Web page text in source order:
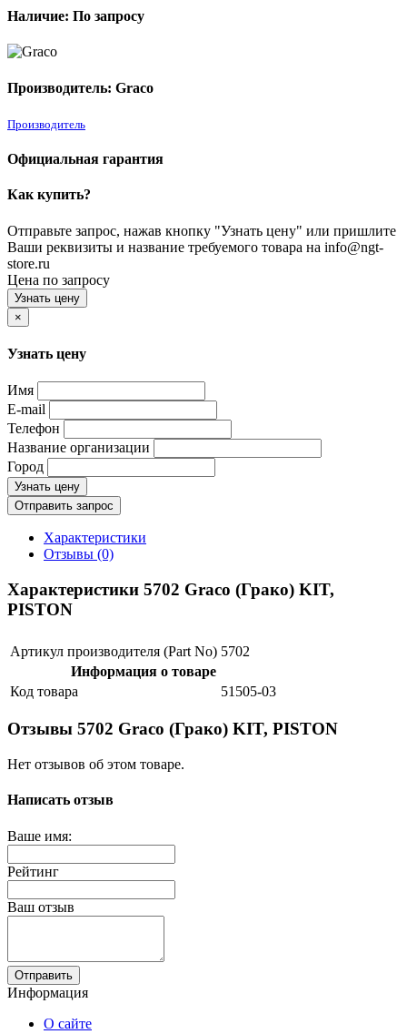
Наличие: По запросу
Производитель: Graco
Производитель
Официальная гарантия
Как купить?
Отправьте запрос, нажав кнопку "Узнать цену" или пришлите
Ваши реквизиты и название требуемого товара на info@ngt-
store.ru
Цена по запросу
Узнать цену
×
Узнать цену
Имя
E-mail
Телефон
Название организации
Город
Узнать цену
Отправить запрос
Характеристики
Отзывы (0)
Характеристики 5702 Graco (Грако) KIT,
PISTON
Артикул производителя (Part No) 5702
Информация о товаре
Код товара
51505-03
Отзывы 5702 Graco (Грако) KIT, PISTON
Нет отзывов об этом товаре.
Написать отзыв
Ваше имя:
Рейтинг
Ваш отзыв
Отправить
Информация
О сайте